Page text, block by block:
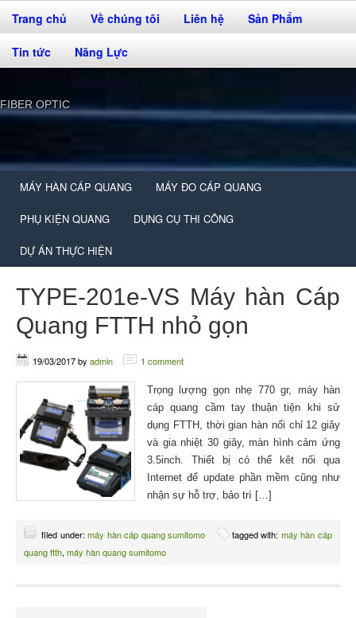
Trang chủ Về chúng tôi Liên hệ Sản Phẩm
Tin tức Năng Lực
FIBER OPTIC
MÁY HÀN CÁP QUANG MÁY ĐO CÁP QUANG
PHỤ KIỆN QUANG DỤNG CỤ THI CÔNG
DỰ ÁN THỰC HIỆN
TYPE-201e-VS Máy hàn Cáp
Quang FTTH nhỏ gọn
19/03/2017by admin 1 comment
Trọng lượng gọn nhẹ 770 gr, máy hàn
cáp quang cầm tay thuận tiện khi sử
dụng FTTH, thời gian hàn nối chỉ 12 giây
và gia nhiệt 30 giây, màn hình cảm ứng
3.5inch. Thiết bị có thể kêt nối qua
Internet để update phần mềm cũng như
nhận sự hỗ trợ, bảo trì […]
filed under:máy hàn cáp quang sumitomo tagged with: máy hàn cáp
quang ftth, máy hàn quang sumitomo